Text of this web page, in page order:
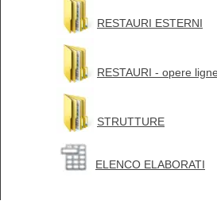
RESTAURI ESTERNI
RESTAURI - opere
STRUTTURE
ELENCO ELABORATI